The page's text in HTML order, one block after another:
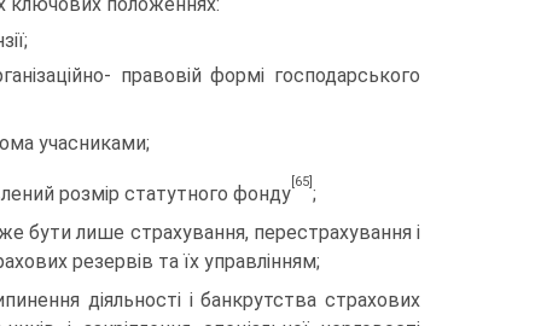
правовій формі господарського
учасниками;
розмір статутного фонду
[65]
;
лише страхування, перестрахування і
резервів та їх управлінням;
діяльності і банкрутства страхових